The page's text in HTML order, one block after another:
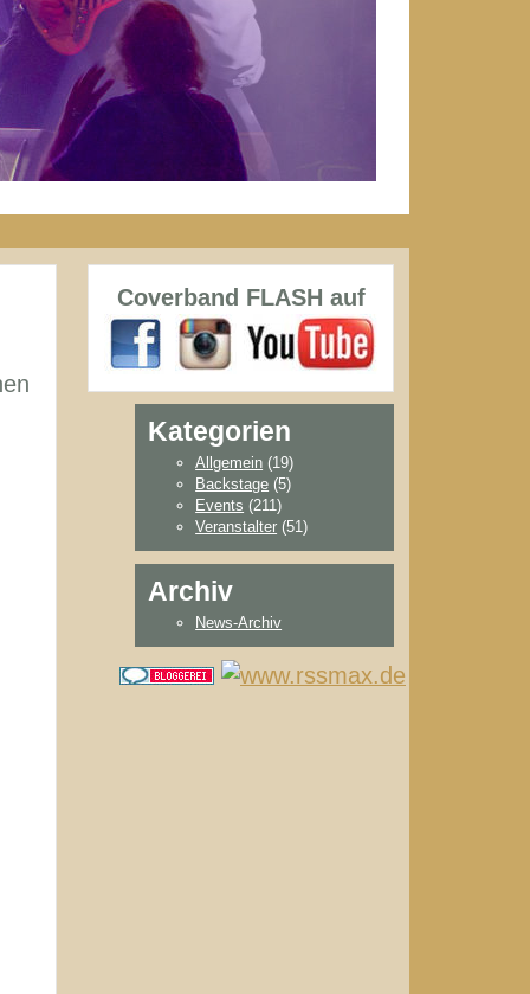
Coverband FLASH auf
Kategorien
Allgemein (19)
Backstage (5)
Events (211)
Veranstalter (51)
Archiv
News-Archiv